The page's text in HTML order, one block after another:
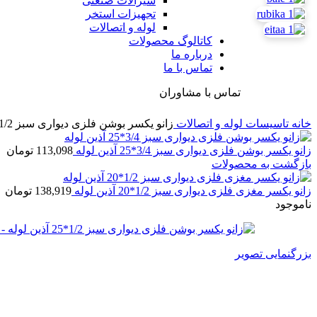
تجهیزات استخر
لوله و اتصالات
کاتالوگ محصولات
درباره ما
تماس با ما
تماس با مشاوران
خانه تاسیسات لوله و اتصالات زانو یکسر بوشن فلزی دیواری سبز 1/2*25 آذین لوله
زانو یکسر بوشن فلزی دیواری سبز 3/4*25 آذین لوله 113,098 تومان
بازگشت به محصولات
زانو یکسر مغزی فلزی دیواری سبز 1/2*20 آذین لوله 138,919 تومان
ناموجود
بزرگنمایی تصویر